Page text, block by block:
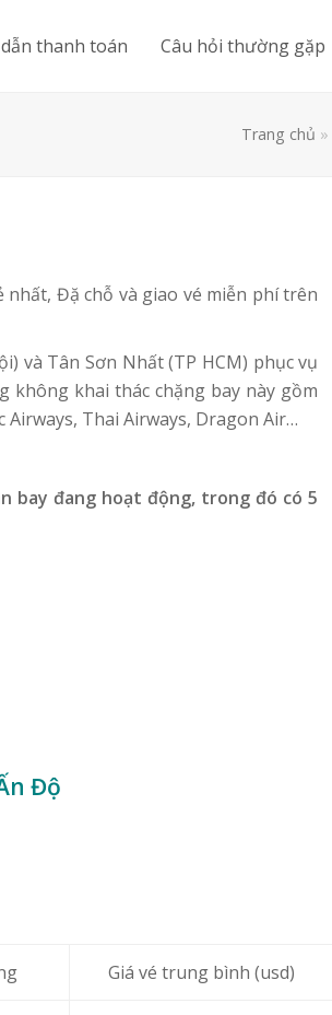
thanh toán Câu hỏi thường gặp
Trang chủ »
nhất, Đặ chỗ và giao vé miễn phí trên
và Tân Sơn Nhất (TP HCM) phục vụ
không khai thác chặng bay này gồm
Airways, Thai Airways, Dragon Air…
bay đang hoạt động, trong đó có 5
Độ
Giá vé trung bình (usd)